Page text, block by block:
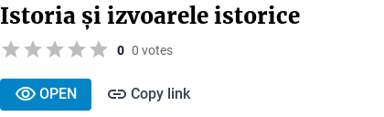
Istoria și izvoarele istorice
0 0 votes
OPEN Copy link